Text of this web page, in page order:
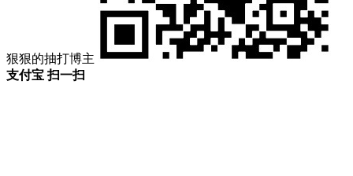
狠狠的抽打博主
支付宝 扫一扫